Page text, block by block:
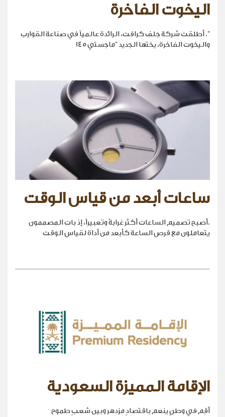
اليخوت الفاخرة
". أطلقت شركة جلف كرافت، الرائدة عالمياً في صناعة القوارب
واليخوت الفاخرة، يختها الجديد "ماجستي 145
ساعات أبعد من قياس الوقت
.أصبح تصميم الساعات أكثر غرابةً وتعبيراً، إذ بات المصممون
يتعاملون مع قرص الساعة كأبعد من أداة لقياس الوقت
الإقامة المميزة السعودية
أقِم في وطنٍ ينعم باقتصادٍ مزدهر وبين شعبٍ طموح